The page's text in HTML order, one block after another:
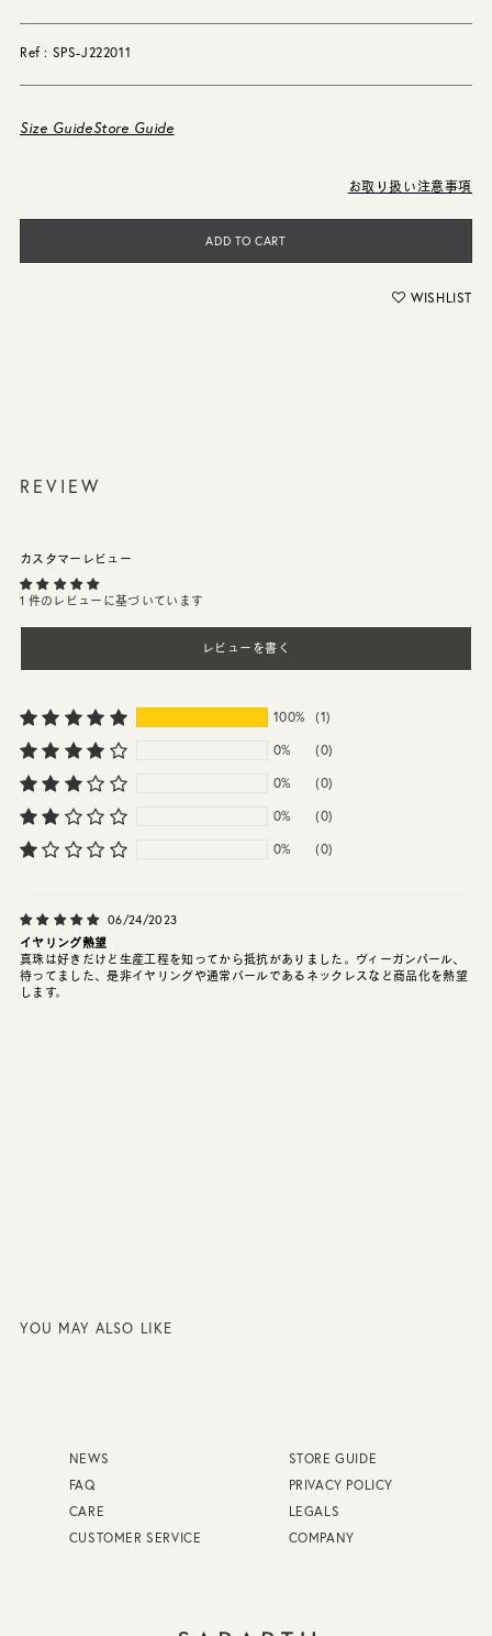
Ref : SPS-J222011
Size GuideStore Guide
お取り扱い注意事項
ADD TO CART
WISHLIST
REVIEW
カスタマーレビュー
1 件のレビューに基づいています
レビューを書く
100%
(1)
0%
(0)
0%
(0)
0%
(0)
0%
(0)
06/24/2023
イヤリング熱望
真珠は好きだけど生産工程を知ってから抵抗がありました。ヴィーガンパール、
待ってました、是非イヤリングや通常パールであるネックレスなど商品化を熱望
します。
YOU MAY ALSO LIKE
NEWS
STORE GUIDE
FAQ
PRIVACY POLICY
CARE
LEGALS
CUSTOMER SERVICE
COMPANY